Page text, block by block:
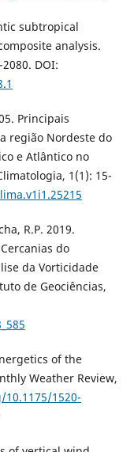
subtropical
analysis.
DOI:
Principais
região Nordeste do
e Atlântico no
1(1): 15-
R.P. 2019.
do
da Vorticidade
de Geociências,
of the
Weather Review,
1520-